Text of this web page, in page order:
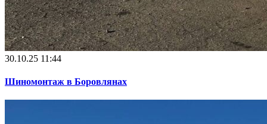
30.10.25 11:44
Шиномонтаж в Боровлянах